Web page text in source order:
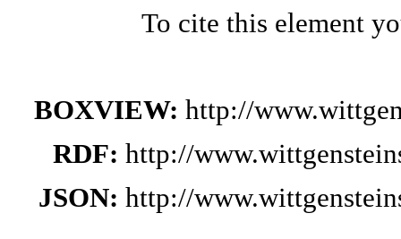
To cite this element
BOXVIEW: http://
RDF: http://
JSON: http://